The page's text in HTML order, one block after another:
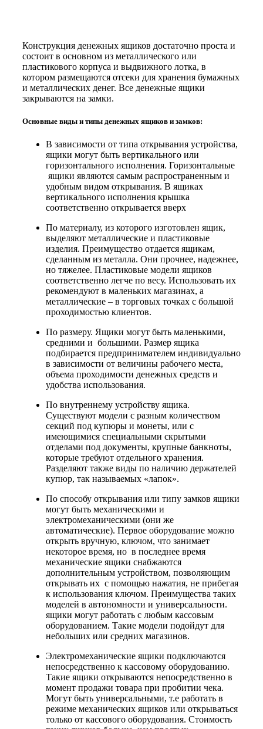
Конструкция денежных ящиков достаточно проста и
состоит в основном из металлического или
пластикового корпуса и выдвижного лотка, в
котором размещаются отсеки для хранения бумажных
и металлических денег. Все денежные ящики
закрываются на замки.
Основные виды и типы денежных ящиков и замков:
В зависимости от типа открывания устройства,
ящики могут быть вертикального или
горизонтального исполнения. Горизонтальные
ящики являются самым распространенным и
удобным видом открывания. В ящиках
вертикального исполнения крышка
соответственно открывается вверх
По материалу, из которого изготовлен ящик,
выделяют металлические и пластиковые
изделия. Преимущество отдается ящикам,
сделанным из металла. Они прочнее, надежнее,
но тяжелее. Пластиковые модели ящиков
соответственно легче по весу. Использовать их
рекомендуют в маленьких магазинах, а
металлические – в торговых точках с большой
проходимостью клиентов.
По размеру. Ящики могут быть маленькими,
средними и большими. Размер ящика
подбирается предпринимателем индивидуально
в зависимости от величины рабочего места,
объема проходимости денежных средств и
удобства использования.
По внутреннему устройству ящика.
Существуют модели с разным количеством
секций под купюры и монеты, или с
имеющимися специальными скрытыми
отделами под документы, крупные банкноты,
которые требуют отдельного хранения.
Разделяют также виды по наличию держателей
купюр, так называемых «лапок».
По способу открывания или типу замков ящики
могут быть механическими и
электромеханическими (они же
автоматические). Первое оборудование можно
открыть вручную, ключом, что занимает
некоторое время, но в последнее время
механические ящики снабжаются
дополнительным устройством, позволяющим
открывать их с помощью нажатия, не прибегая
к использования ключом. Преимущества таких
моделей в автономности и универсальности.
ящики могут работать с любым кассовым
оборудованием. Такие модели подойдут для
небольших или средних магазинов.
Электромеханические ящики подключаются
непосредственно к кассовому оборудованию.
Такие ящики открываются непосредственно в
момент продажи товара при пробитии чека.
Могут быть универсальными, т.е работать в
режиме механических ящиков или открываться
только от кассового оборудования. Стоимость